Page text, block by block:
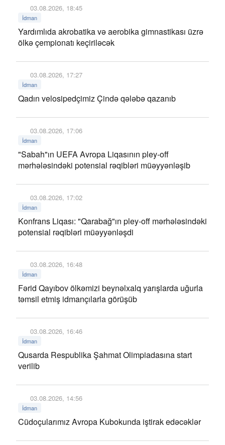
03.08.2026, 18:45
İdman
Yardımlıda akrobatika və aerobika gimnastikası üzrə
ölkə çempionatı keçiriləcək
03.08.2026, 17:27
İdman
Qadın velosipedçimiz Çində qələbə qazanıb
03.08.2026, 17:06
İdman
"Sabah"ın UEFA Avropa Liqasının pley-off
mərhələsindəki potensial rəqibləri müəyyənləşib
03.08.2026, 17:02
İdman
Konfrans Liqası: "Qarabağ"ın pley-off mərhələsindəki
potensial rəqibləri müəyyənləşdi
03.08.2026, 16:48
İdman
Fərid Qayıbov ölkəmizi beynəlxalq yarışlarda uğurla
təmsil etmiş idmançılarla görüşüb
03.08.2026, 16:46
İdman
Qusarda Respublika Şahmat Olimpiadasına start
verilib
03.08.2026, 14:56
İdman
Cüdoçularımız Avropa Kubokunda iştirak edəcəklər